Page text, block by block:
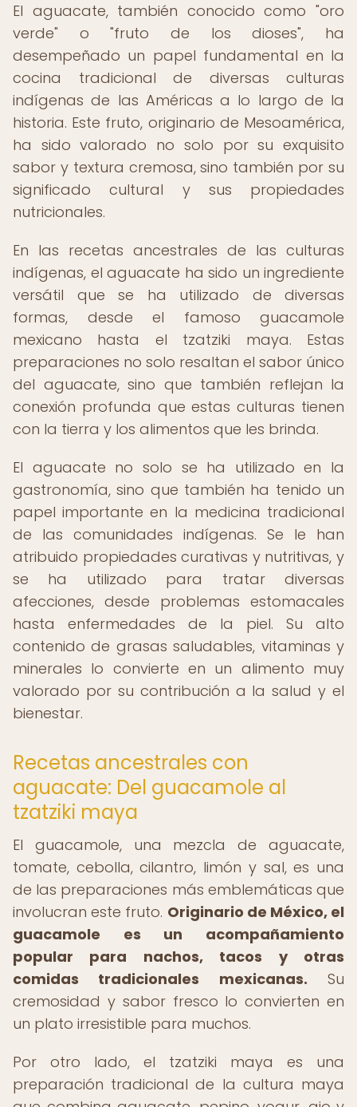
El aguacate, también conocido como "oro
verde" o "fruto de los dioses", ha
desempeñado un papel fundamental en la
cocina tradicional de diversas culturas
indígenas de las Américas a lo largo de la
historia. Este fruto, originario de Mesoamérica,
ha sido valorado no solo por su exquisito
sabor y textura cremosa, sino también por su
significado cultural y sus propiedades
nutricionales.
En las recetas ancestrales de las culturas
indígenas, el aguacate ha sido un ingrediente
versátil que se ha utilizado de diversas
formas, desde el famoso guacamole
mexicano hasta el tzatziki maya. Estas
preparaciones no solo resaltan el sabor único
del aguacate, sino que también reflejan la
conexión profunda que estas culturas tienen
con la tierra y los alimentos que les brinda.
El aguacate no solo se ha utilizado en la
gastronomía, sino que también ha tenido un
papel importante en la medicina tradicional
de las comunidades indígenas. Se le han
atribuido propiedades curativas y nutritivas, y
se ha utilizado para tratar diversas
afecciones, desde problemas estomacales
hasta enfermedades de la piel. Su alto
contenido de grasas saludables, vitaminas y
minerales lo convierte en un alimento muy
valorado por su contribución a la salud y el
bienestar.
Recetas ancestrales con
aguacate: Del guacamole al
tzatziki maya
El guacamole, una mezcla de aguacate,
tomate, cebolla, cilantro, limón y sal, es una
de las preparaciones más emblemáticas que
involucran este fruto. Originario de México, el
guacamole es un acompañamiento
popular para nachos, tacos y otras
comidas tradicionales mexicanas. Su
cremosidad y sabor fresco lo convierten en
un plato irresistible para muchos.
Por otro lado, el tzatziki maya es una
preparación tradicional de la cultura maya